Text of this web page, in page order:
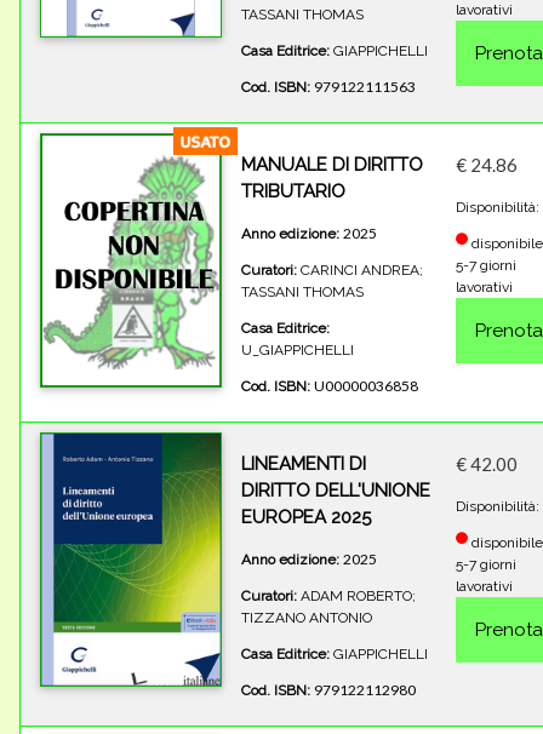
TASSANI THOMAS
Casa Editrice: GIAPPICHELLI
Cod. ISBN: 979122111563
lavorativi
MANUALE DI DIRITTO
TRIBUTARIO
Anno edizione: 2025
Curatori: CARINCI ANDREA;
TASSANI THOMAS
Casa Editrice:
U_GIAPPICHELLI
Cod. ISBN: U00000036858
€ 24.86
Disponibilità:
5-7 giorni
lavorativi
LINEAMENTI DI
DIRITTO DELL'UNIONE
EUROPEA 2025
Anno edizione: 2025
Curatori: ADAM ROBERTO;
TIZZANO ANTONIO
Casa Editrice: GIAPPICHELLI
Cod. ISBN: 979122112980
€ 42.00
Disponibilità:
5-7 giorni
lavorativi